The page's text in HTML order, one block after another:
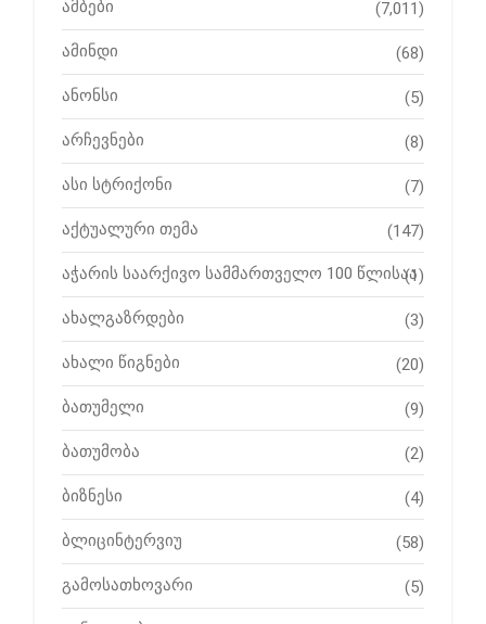
ამბები (7,011)
ამინდი (68)
ანონსი (5)
არჩევნები (8)
ასი სტრიქონი (7)
აქტუალური თემა (147)
აჭარის საარქივო სამმართველო 100 წლისაა
(1)
ახალგაზრდები (3)
ახალი წიგნები (20)
ბათუმელი (9)
ბათუმობა (2)
ბიზნესი (4)
ბლიცინტერვიუ (58)
გამოსათხოვარი (5)